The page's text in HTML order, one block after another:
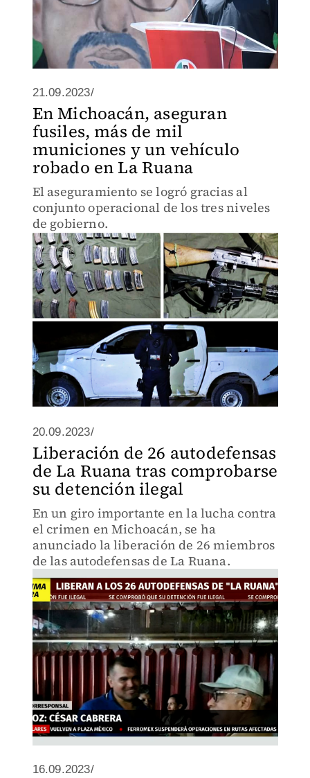
21.09.2023/
En Michoacán, aseguran
fusiles, más de mil
municiones y un vehículo
robado en La Ruana
El aseguramiento se logró gracias al
conjunto operacional de los tres niveles
de gobierno.
20.09.2023/
Liberación de 26 autodefensas
de La Ruana tras comprobarse
su detención ilegal
En un giro importante en la lucha contra
el crimen en Michoacán, se ha
anunciado la liberación de 26 miembros
de las autodefensas de La Ruana.
16.09.2023/